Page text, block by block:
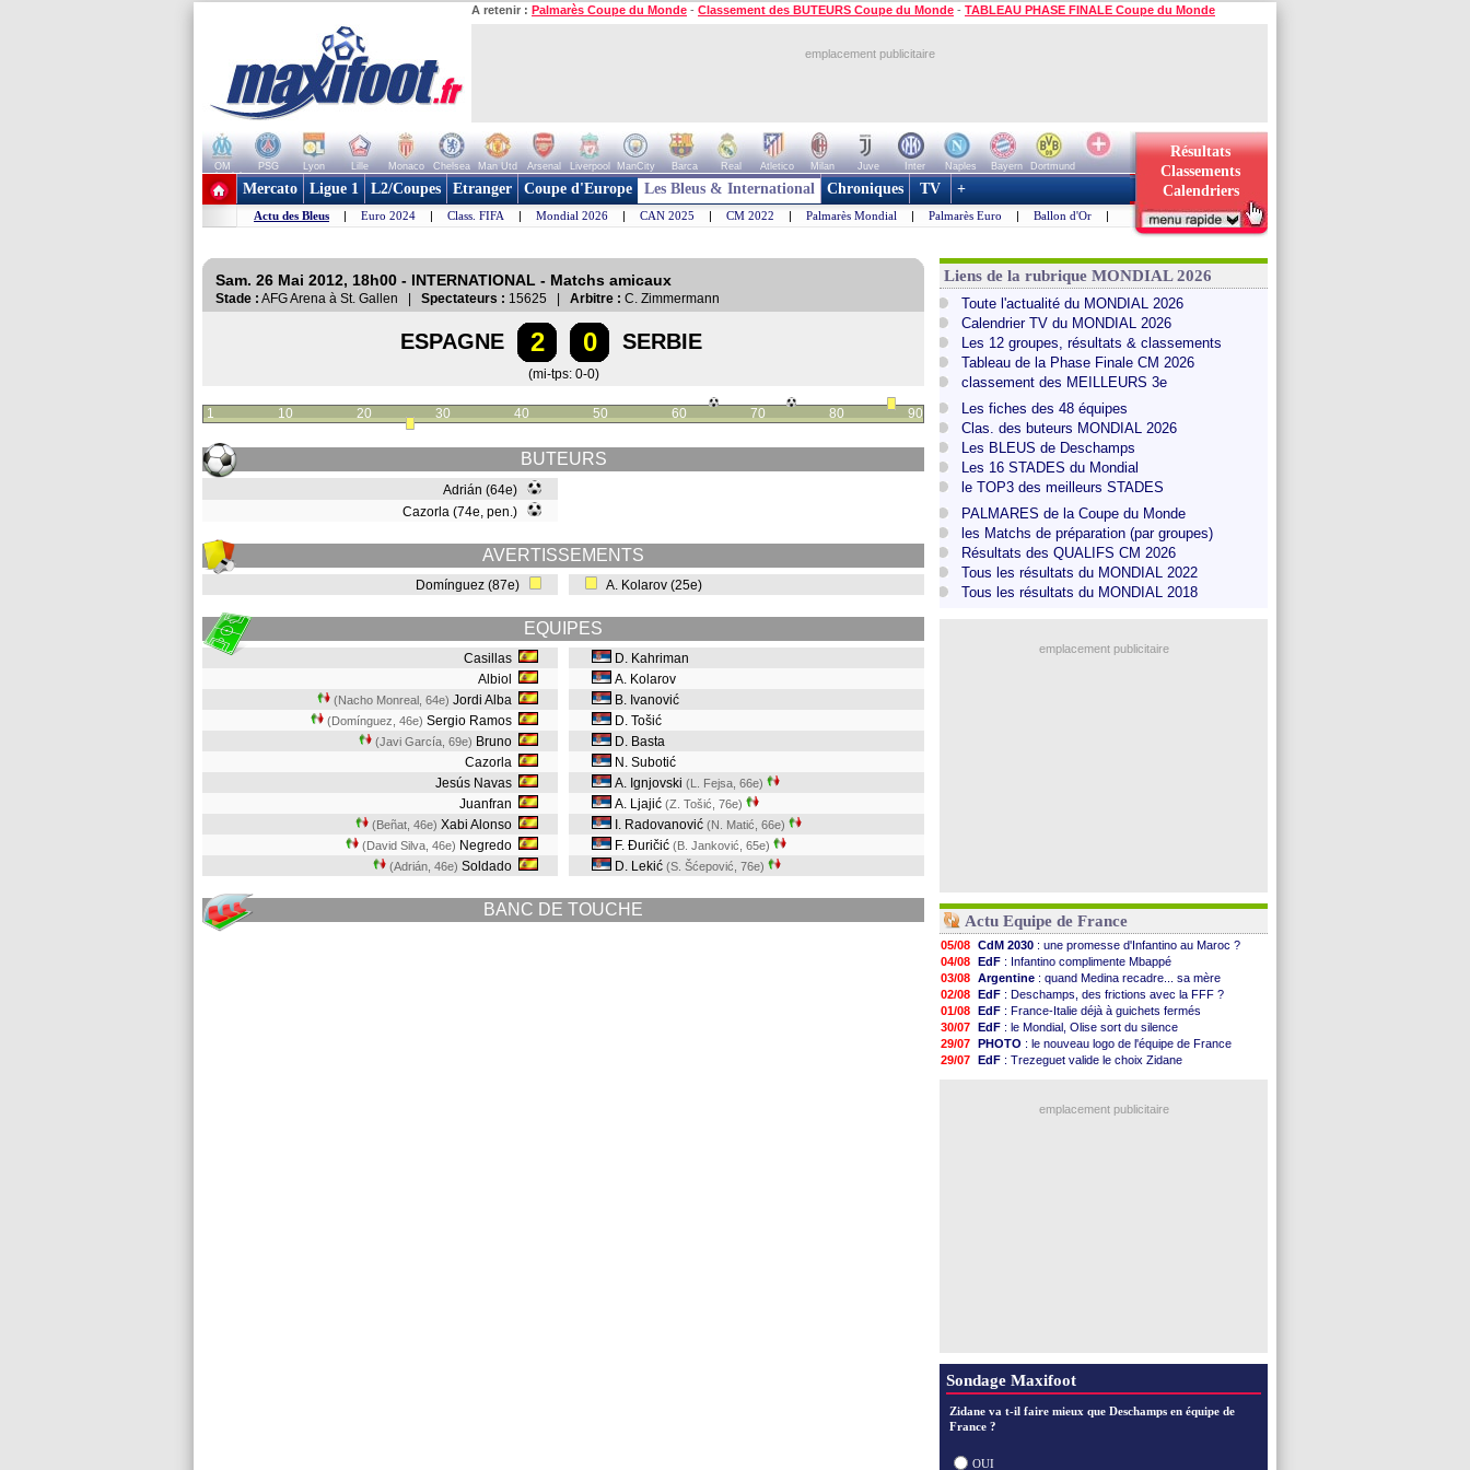
A retenir : Palmarès Coupe du Monde - Classement des BUTEURS Coupe du Monde - TABLEAU PHASE FINALE Coupe du Monde
emplacement publicitaire
OM PSG Lyon Lille Monaco Chelsea Man Utd Arsenal Liverpool ManCity Barca Real Atletico Milan Juve Inter Naples Bayern
Dortmund
+ de clubs
Résultats
Classements
Calendriers
Mercato Ligue 1 L2/Coupes Etranger Coupe d'Europe Les Bleus & International Chroniques TV +
Actu des Bleus | Euro 2024 | Class. FIFA | Mondial 2026 | CAN 2025 | CM 2022 | Palmarès Mondial | Palmarès Euro | Ballon d'Or |
Sam. 26 Mai 2012, 18h00 - INTERNATIONAL - Matchs amicaux
Stade : AFG Arena à St. Gallen | Spectateurs : 15625 | Arbitre : C. Zimmermann
ESPAGNE 2 0 SERBIE
(mi-tps: 0-0)
1 10 20 30 40 50 60 70 80 90
BUTEURS
Adrián (64e)
Cazorla (74e, pen.)
AVERTISSEMENTS
Domínguez (87e) A. Kolarov (25e)
EQUIPES
Casillas
Albiol
(Nacho Monreal, 64e) Jordi Alba
(Domínguez, 46e) Sergio Ramos
(Javi García, 69e) Bruno
Cazorla
Jesús Navas
Juanfran
(Beñat, 46e) Xabi Alonso
(David Silva, 46e) Negredo
(Adrián, 46e) Soldado
D. Kahriman
A. Kolarov
B. Ivanović
D. Tošić
D. Basta
N. Subotić
A. Ignjovski (L. Fejsa, 66e)
A. Ljajić (Z. Tošić, 76e)
I. Radovanović (N. Matić, 66e)
F. Đuričić (B. Janković, 65e)
D. Lekić (S. Šćepović, 76e)
BANC DE TOUCHE
Liens de la rubrique MONDIAL 2026
Toute l'actualité du MONDIAL 2026
Calendrier TV du MONDIAL 2026
Les 12 groupes, résultats & classements
Tableau de la Phase Finale CM 2026
classement des MEILLEURS 3e
Les fiches des 48 équipes
Clas. des buteurs MONDIAL 2026
Les BLEUS de Deschamps
Les 16 STADES du Mondial
le TOP3 des meilleurs STADES
PALMARES de la Coupe du Monde
les Matchs de préparation (par groupes)
Résultats des QUALIFS CM 2026
Tous les résultats du MONDIAL 2022
Tous les résultats du MONDIAL 2018
emplacement publicitaire
Actu Equipe de France
05/08 CdM 2030 : une promesse d'Infantino au Maroc ?
04/08 EdF : Infantino complimente Mbappé
03/08 Argentine : quand Medina recadre... sa mère
02/08 EdF : Deschamps, des frictions avec la FFF ?
01/08 EdF : France-Italie déjà à guichets fermés
30/07 EdF : le Mondial, Olise sort du silence
29/07 PHOTO : le nouveau logo de l'équipe de France
29/07 EdF : Trezeguet valide le choix Zidane
: le message de Mbappé à Zidane
emplacement publicitaire
Sondage Maxifoot
Zidane va t-il faire mieux que Deschamps en équipe de
France ?
OUI